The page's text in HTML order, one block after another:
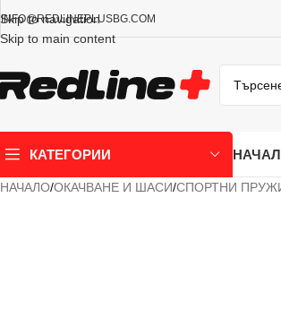
Skip to navigation
Skip to main content
INFO@REDLINEPLUSBG.COM
КАТЕГОРИИ
НАЧАЛО/ОКАЧВАНЕ И ШАСИ/СПОРТНИ